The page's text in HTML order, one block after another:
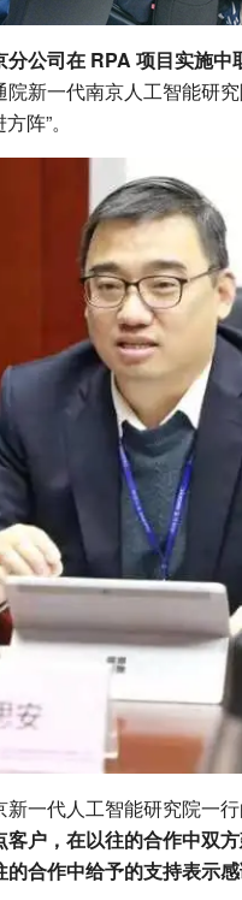
公司在 RPA 项目实施
院新一代南京人工智能研
阵”。
一代人工智能研究院一
户，在以往的合作中双
合作中给予的支持表示感